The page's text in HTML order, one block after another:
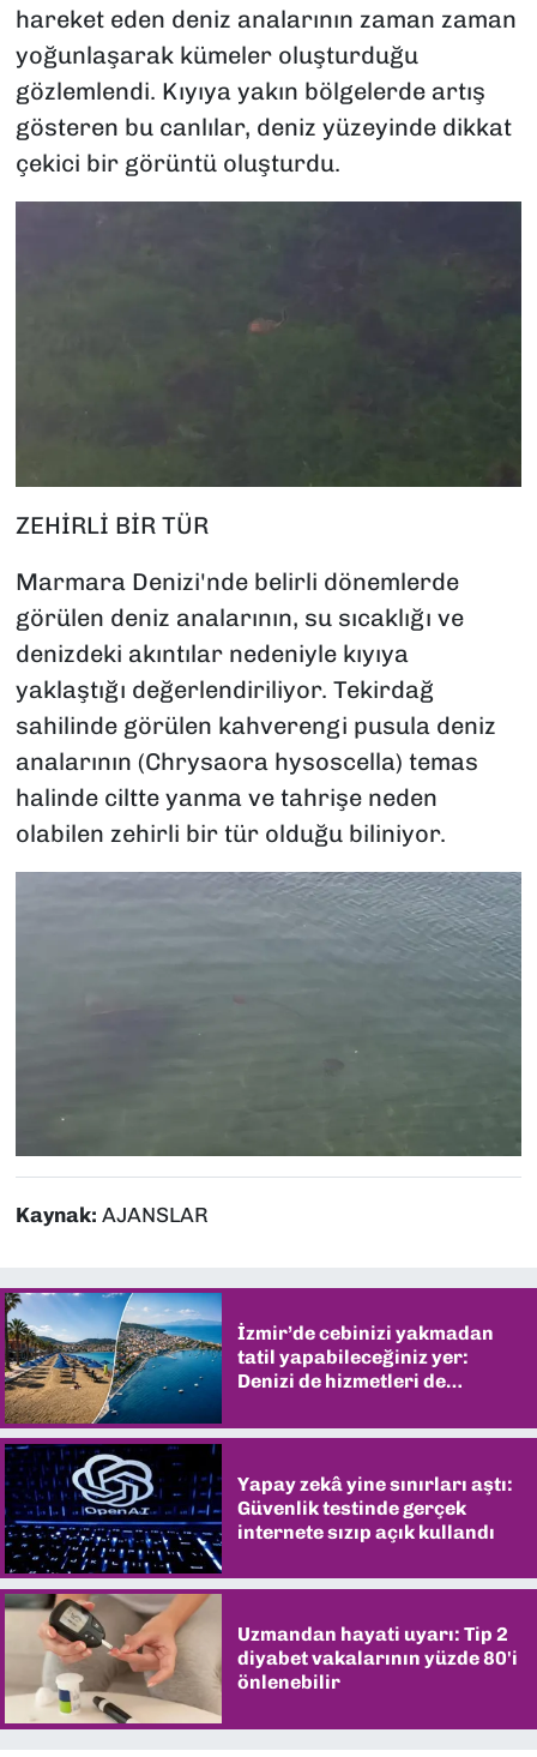
hareket eden deniz analarının zaman zaman
yoğunlaşarak kümeler oluşturduğu
gözlemlendi. Kıyıya yakın bölgelerde artış
gösteren bu canlılar, deniz yüzeyinde dikkat
çekici bir görüntü oluşturdu.
ZEHİRLİ BİR TÜR
Marmara Denizi'nde belirli dönemlerde
görülen deniz analarının, su sıcaklığı ve
denizdeki akıntılar nedeniyle kıyıya
yaklaştığı değerlendiriliyor. Tekirdağ
sahilinde görülen kahverengi pusula deniz
analarının (Chrysaora hysoscella) temas
halinde ciltte yanma ve tahrişe neden
olabilen zehirli bir tür olduğu biliniyor.
Kaynak: AJANSLAR
İzmir’de cebinizi yakmadan
tatil yapabileceğiniz yer:
Denizi de hizmetleri de
Yapay zekâ yine sınırları aştı:
Güvenlik testinde gerçek
internete sızıp açık kullandı
Uzmandan hayati uyarı: Tip 2
diyabet vakalarının yüzde 80'i
önlenebilir